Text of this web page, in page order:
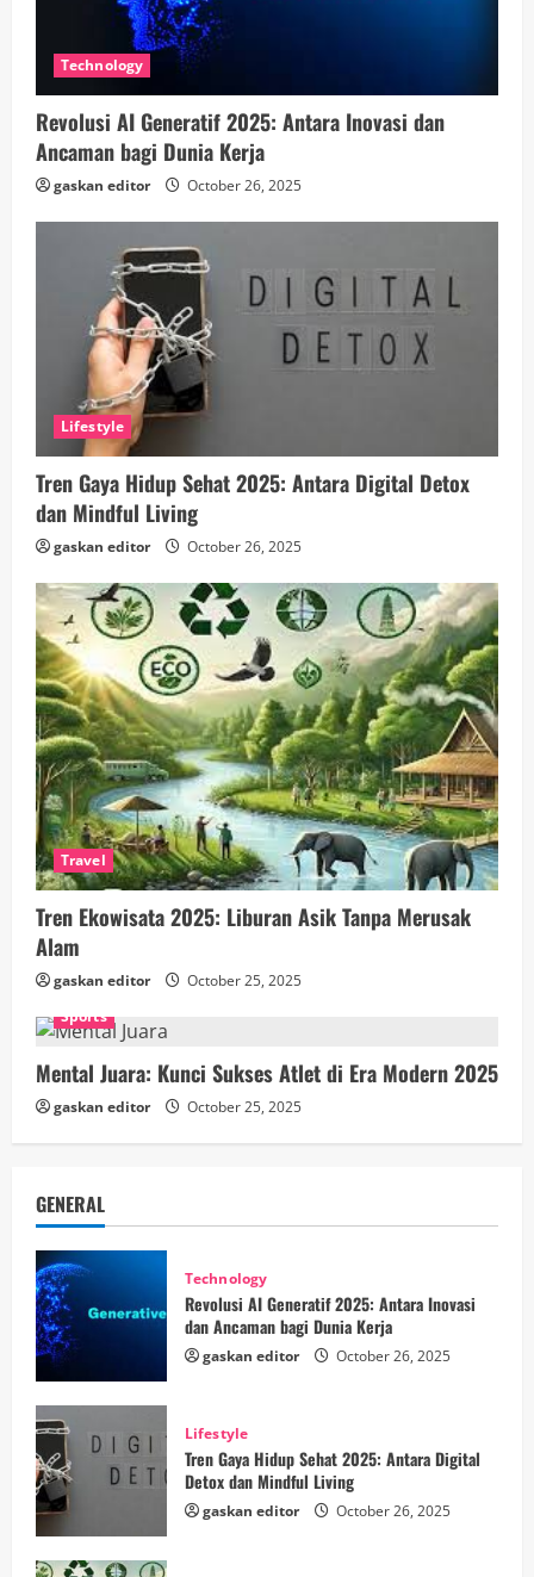
Technology
Revolusi AI Generatif 2025: Antara Inovasi dan
Ancaman bagi Dunia Kerja
gaskan editor October 26, 2025
Lifestyle
Tren Gaya Hidup Sehat 2025: Antara Digital Detox
dan Mindful Living
gaskan editor October 26, 2025
Travel
Tren Ekowisata 2025: Liburan Asik Tanpa Merusak
Alam
gaskan editor
October 25, 2025
Sports
Mental Juara: Kunci Sukses Atlet di Era Modern 2025
gaskan editor October 25, 2025
GENERAL
Technology
Revolusi AI Generatif 2025: Antara Inovasi
dan Ancaman bagi Dunia Kerja
gaskan editor October 26, 2025
Lifestyle
Tren Gaya Hidup Sehat 2025: Antara Digital
Detox dan Mindful Living
gaskan editor October 26, 2025